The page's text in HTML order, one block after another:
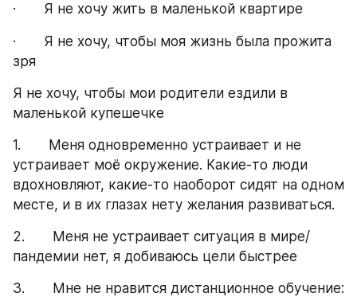
·       Я не хочу жить в маленькой квартире
·       Я не хочу, чтобы моя жизнь была прожита
зря
Я не хочу, чтобы мои родители ездили в
маленькой купешечке
1.       Меня одновременно устраивает и не
устраивает моё окружение. Какие-то люди
вдохновляют, какие-то наоборот сидят на одном
месте, и в их глазах нету желания развиваться.
2.       Меня не устраивает ситуация в мире/
пандемии нет, я добиваюсь цели быстрее
3.       Мне не нравится дистанционное обучение: